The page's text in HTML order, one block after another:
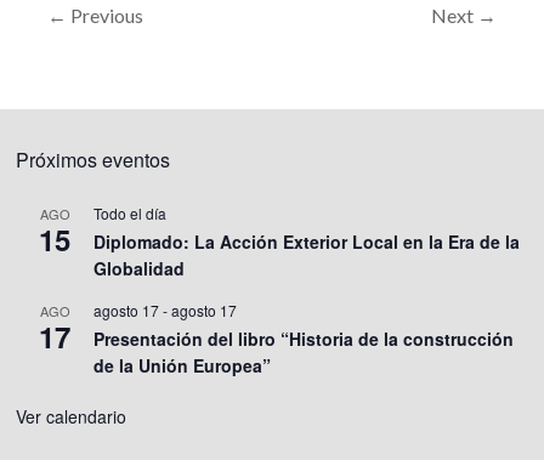
← Previous Next →
Próximos eventos
AGO
15
Todo el día
Diplomado: La Acción Exterior Local en la Era de la
Globalidad
AGO
17
agosto 17-agosto 17
Presentación del libro “Historia de la construcción
de la Unión Europea”
Ver calendario